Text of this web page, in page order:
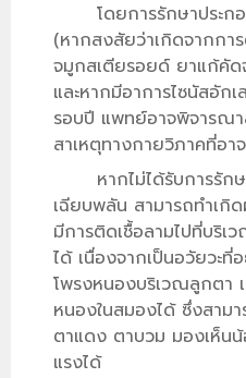
โดยการรักษาประก
(หากสงสัยว่าเกิดจากกา
จมูกสเตียรอยด์ ยาแก้คัด
และหากมีอาการไซนัสอัก
รอบปี แพทย์อาจพิจารณ
สาเหตุทางกายวิภาคที่อา
หากไม่ได้รับการรัก
เฉียบพลัน สามารถทำเกิ
มีการติดเชื้อลามไปที่บริ
ได้ เนื่องจากเป็นอวัยวะที่
โพรงหนองบริเวณลูกตา
หนองในสมองได้ ซึ่งสามา
ตาแดง ตาบวม มองเห็น
แรงได้